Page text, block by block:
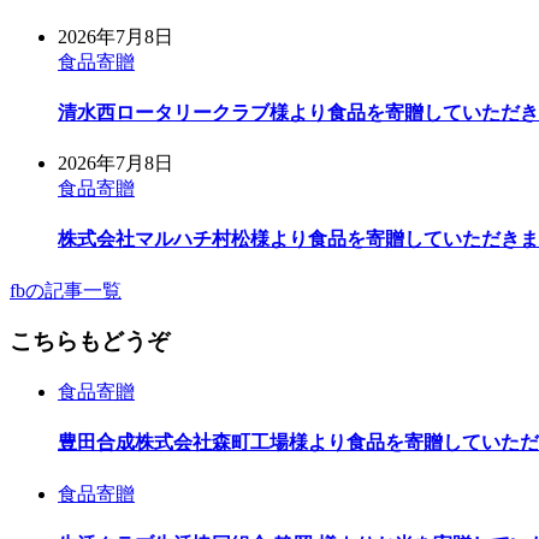
2026年7月8日
食品寄贈
清水西ロータリークラブ様より食品を寄贈していただき
2026年7月8日
食品寄贈
株式会社マルハチ村松様より食品を寄贈していただきま
fbの記事一覧
こちらもどうぞ
食品寄贈
豊田合成株式会社森町工場様より食品を寄贈していた
食品寄贈